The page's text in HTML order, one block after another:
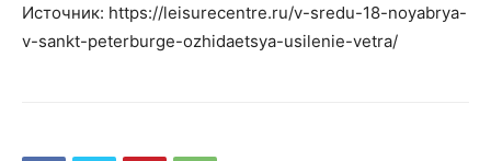
Источник: https://leisurecentre.ru/v-sredu-18-noyabrya-
v-sankt-peterburge-ozhidaetsya-usilenie-vetra/